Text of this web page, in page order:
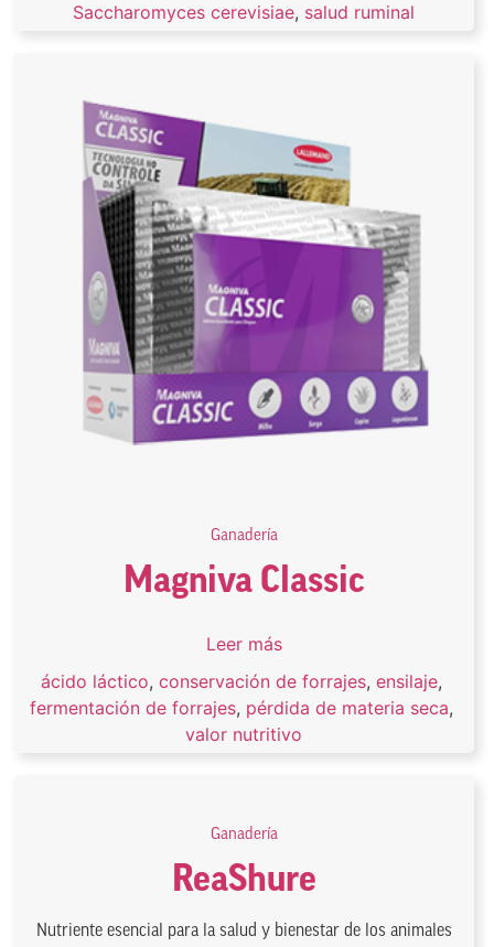
Saccharomyces cerevisiae, salud ruminal
Ganadería
Magniva Classic
Leer más
ácido láctico, conservación de forrajes, ensilaje,
fermentación de forrajes, pérdida de materia seca,
valor nutritivo
Ganadería
ReaShure
Nutriente esencial para la salud y bienestar de los animales